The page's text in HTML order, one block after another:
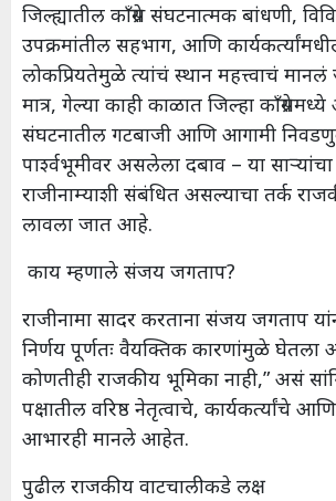
जिल्ह्यातील काँग्रेस संघटनात्मक बांधणी,
उपक्रमांतील सहभाग, आणि
लोकप्रियतेमुळे त्यांचं स्थान महत्त्वाचं मानलं
मात्र, गेल्या काही काळात जिल्हा
संघटनातील गटबाजी आणि आगामी
पार्श्वभूमीवर असलेला दबाव – या
राजीनाम्याशी संबंधित असल्याचा तर्क
लावला जात आहे.
काय म्हणाले संजय जगताप?
राजीनामा सादर करताना संजय जगताप
निर्णय पूर्णतः वैयक्तिक कारणांमुळे घेतला
कोणतीही राजकीय भूमिका नाही,” असं
पक्षातील वरिष्ठ नेतृत्वाचे, कार्यकर्त्यांचे
आभारही मानले आहेत.
पुढील राजकीय वाटचालीकडे लक्ष